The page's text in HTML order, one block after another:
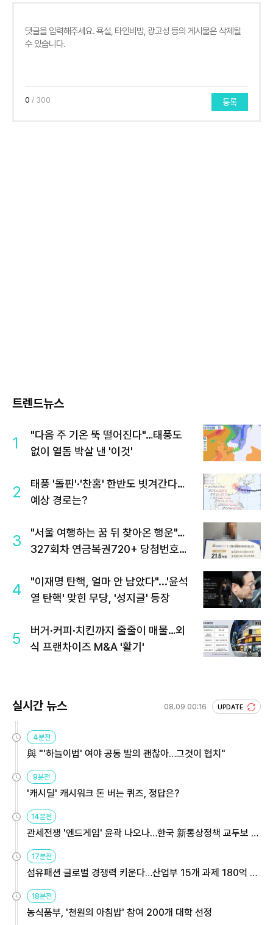
0 / 300 등록
트렌드뉴스
1
"다음 주 기온 뚝 떨어진다"…태풍도
없이 열돔 박살 낸 '이것'
2
태풍 '돌핀'·'찬홈' 한반도 빗겨간다…
예상 경로는?
3
"서울 여행하는 꿈 뒤 찾아온 행운"…
327회차 연금복권720+ 당첨번호조
4
"이재명 탄핵, 얼마 안 남았다"...'윤석
열 탄핵' 맞힌 무당, '성지글' 등장
5
버거·커피·치킨까지 줄줄이 매물…외
식 프랜차이즈 M&A '활기'
실시간 뉴스 08.09 00:16 UPDATE
4분전
與 "'하늘이법' 여야 공동 발의 괜찮아…그것이 협치"
9분전
'캐시딜' 캐시워크 돈 버는 퀴즈, 정답은?
14분전
관세전쟁 '엔드게임' 윤곽 나오나…한국 新통상정책 교두보 활
용해야
17분전
섬유패션 글로벌 경쟁력 키운다…산업부 15개 과제 180억 지
원
18분전
농식품부, '천원의 아침밥' 참여 200개 대학 선정